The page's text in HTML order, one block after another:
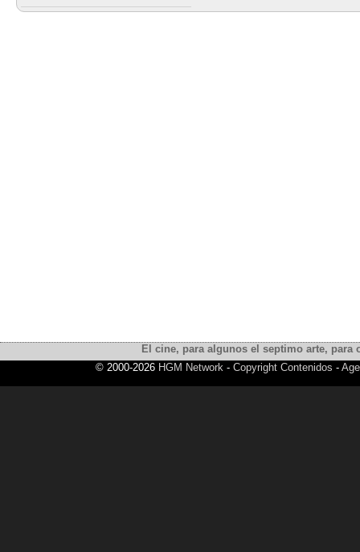
El cine, para algunos el septimo arte,
© 2000-2026 HGM Network - Copyright Contenidos -